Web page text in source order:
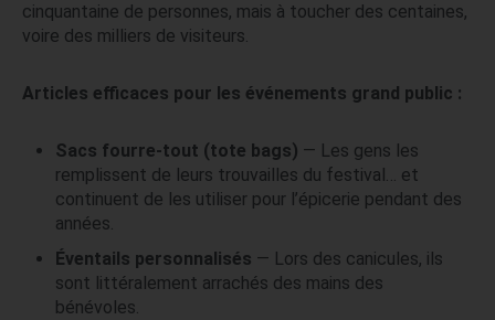
cinquantaine de personnes, mais à toucher des centaines,
voire des milliers de visiteurs.
Articles efficaces pour les événements grand public :
Sacs fourre-tout (tote bags) — Les gens les
remplissent de leurs trouvailles du festival… et
continuent de les utiliser pour l’épicerie pendant des
années.
Éventails personnalisés — Lors des canicules, ils
sont littéralement arrachés des mains des
bénévoles.